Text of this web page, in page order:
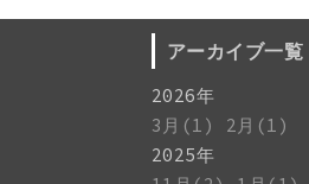
アーカイブ一覧
2026年
3月(1)
2月(1)
2025年